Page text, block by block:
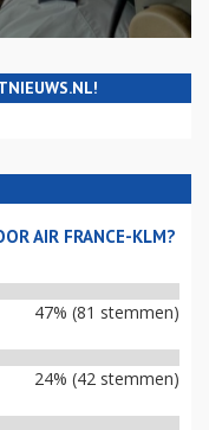
AIR FRANCE-KLM?
47% (81 stemmen)
24% (42 stemmen)